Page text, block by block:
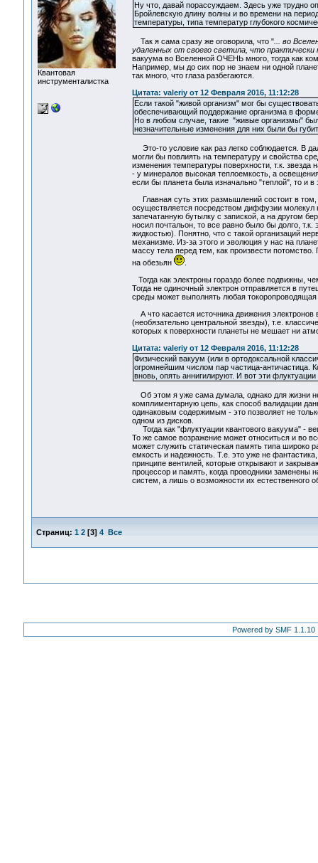
Квантовая
инструменталистка
Ну что, давай порассуждаем. Здесь уже трудно
Бройлевскую длину волны и во времени на
температуры, типа температур глубокого
Так я сама сразу же оговорила, что "... во
удаленных от своего светила, что практически
вакуума во Вселенной ОЧЕНЬ много, тогда как
Например, мы до сих пор не знаем ни одной
так много, что глаза разбегаются.
Цитата: valeriy от 12 Февраля 2016, 11:12:28
Если такой "живой организм" мог бы
обеспечивающий поддержание организма в
Но в любом случае, такие "живые организмы"
незначительные изменения для них были бы
Это-то условие как раз легко соблюдается. В
могли бы повлиять на температуру и свойства
изменения температуры поверхности, т.к. звезда
- у минералов высокая теплоемкость, а
если бы планета была изначально "теплой", то и
Главная суть этих размышлений состоит в том,
осуществляется посредством диффузии молекул
запечатанную бутылку с запиской, а на другом
носил почтальон, то все равно было бы долго, т.к.
жидкостью). Понятно, что с такой организаций
механизме. Из-за этого и эволюция у нас на
массу тела перед тем, как произвести
на обезьян
.
Тогда как электроны гораздо более подвижны,
Тогда не одиночный электрон отправляется в
среды может выполнять любая
А что касается источника движения электронов
(необязательно центральной звезды), т.е.
которых к поверхности планеты не мешает ни
Цитата: valeriy от 12 Февраля 2016, 11:12:28
Физический вакуум (или в ортодоксальной
огромнейшим числом пар частица-античастица.
вновь, опять аннигилируют. И вот эти
Об этом я уже сама думала, однако для жизни
комплиментарную цепь, как способ валидации
одинаковым содержимым - это позволяет не
одном из дисков.
Тогда как "флуктуации квантового вакуума" -
То же самое возражение может относиться и во
может служить статическая память типа
емкость и надежность. Т.е. это уже не
принципе вентилей, которые открывают и
процессор и память, когда проводники заменены
систем, а лишь о возможности их естественного
Страниц: 1 2[3] 4 Все
Powered by SMF 1.1.10